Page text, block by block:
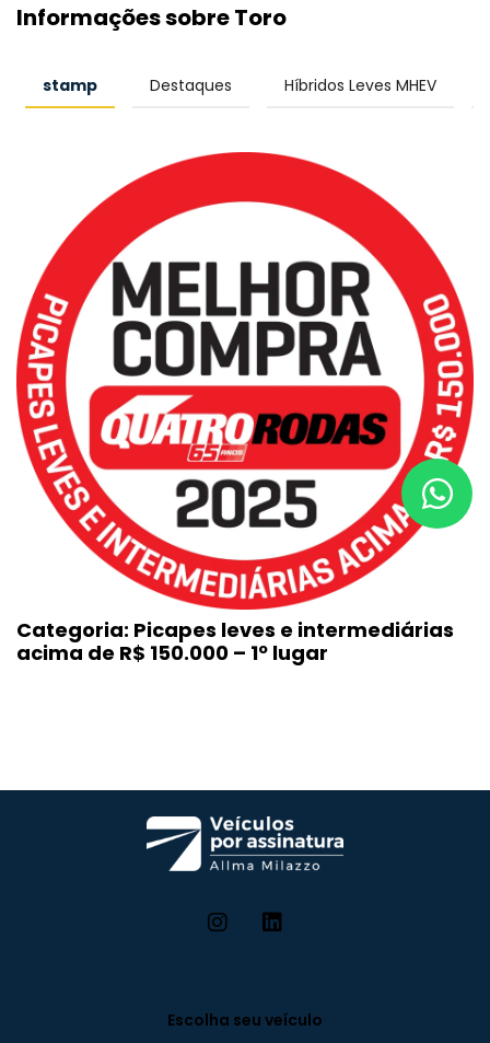
Informações sobre Toro
stamp Destaques Híbridos Leves MHEV
Categoria: Picapes leves e intermediárias
acima de R$ 150.000 – 1º lugar
Escolha seu veículo